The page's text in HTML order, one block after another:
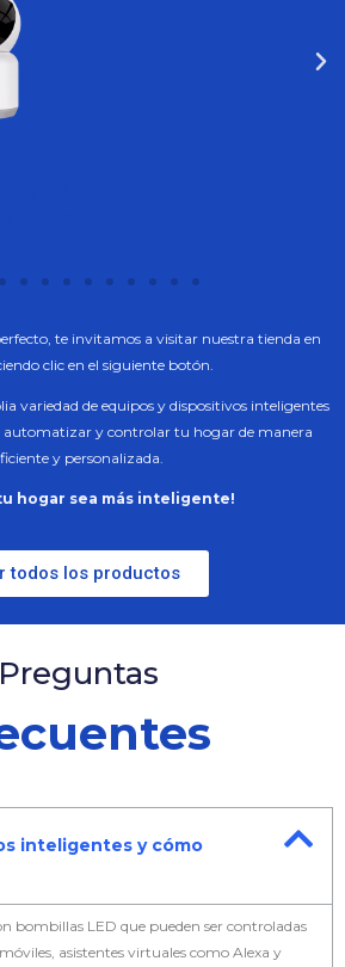
te invitamos a visitar nuestra tienda en
clic en el siguiente botón.
variedad de equipos y dispositivos inteligentes
automatizar y controlar tu hogar de manera
y personalizada.
hogar sea más inteligente!
todos los productos
Preguntas
inteligentes y cómo
bombillas LED que pueden ser controladas
asistentes virtuales como Alexa y